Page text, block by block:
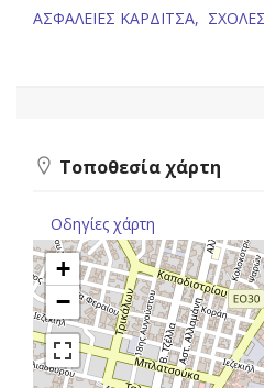
ΑΣΦΑΛΕΙΕΣ ΚΑΡΔΙΤΣΑ,
Τοποθεσία χάρτη
Οδηγίες χάρτη
+
−